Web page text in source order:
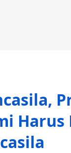
Harus